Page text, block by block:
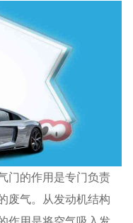
门的作用是专门负责
废气。从发动机结构